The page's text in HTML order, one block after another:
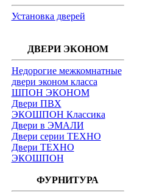
Установка дверей
ДВЕРИ ЭКОНОМ
Недорогие межкомнатные
двери эконом класса
ШПОН ЭКОНОМ
Двери ПВХ
ЭКОШПОН Классика
Двери в ЭМАЛИ
Двери серии ТЕХНО
Двери ТЕХНО
ЭКОШПОН
ФУРНИТУРА